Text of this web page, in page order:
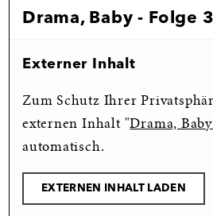
Drama, Baby - Folge
Externer Inhalt
Zum Schutz Ihrer
externen Inhalt "Drama,
automatisch.
EXTERNEN INHALT LADEN